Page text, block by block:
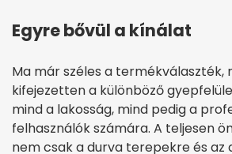
Egyre bővül a kínálat
Ma már széles a termékválaszték,
kifejezetten a különböző
mind a lakosság, mind pedig a
felhasználók számára. A teljesen
nem csak a durva terepekre és az